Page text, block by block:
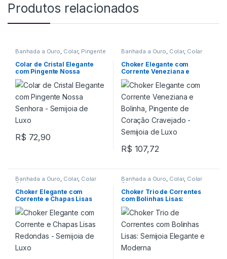
Produtos relacionados
Banhada a Ouro, Colar, Pingente
Colar de Cristal Elegante
com Pingente Nossa
Senhora – Semijoia de Luxo
R$ 72,90
Banhada a Ouro, Colar, Colar
Choker Elegante com
Corrente Veneziana e
Bolinha, Pingente de
Coração Cravejado –
Semijoia de Luxo
R$ 107,72
Banhada a Ouro, Colar, Colar
Choker
Choker Elegante com
Corrente e Chapas Lisas
Redondas – Semijoia de
Luxo
Banhada a Ouro, Colar, Colar
Choker
Choker Trio de Correntes
com Bolinhas Lisas:
Semijoia Elegante e
Moderna